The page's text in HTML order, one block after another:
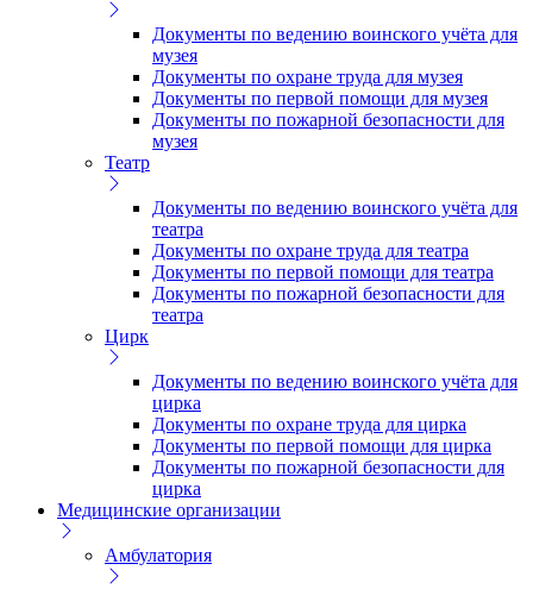
Документы по ведению воинского учёта для
музея
Документы по охране труда для музея
Документы по первой помощи для музея
Документы по пожарной безопасности для
музея
Театр
Документы по ведению воинского учёта для
театра
Документы по охране труда для театра
Документы по первой помощи для театра
Документы по пожарной безопасности для
театра
Цирк
Документы по ведению воинского учёта для
цирка
Документы по охране труда для цирка
Документы по первой помощи для цирка
Документы по пожарной безопасности для
цирка
Медицинские организации
Амбулатория